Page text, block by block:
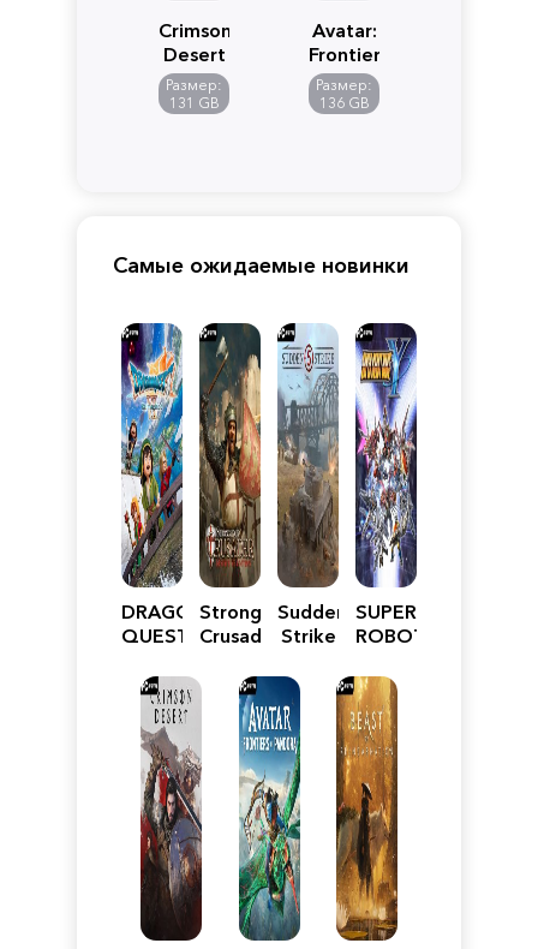
Crimson
Desert
Размер:
131 GB
Avatar:
Frontiers
of
Pandora
Размер:
136 GB
Самые ожидаемые новинки
DRAGON
QUEST
Reimagined
Stronghold
Crusader:
Edition
Sudden
Strike
SUPER
ROBOT
Y